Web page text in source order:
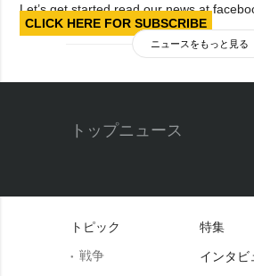
Let’s get started read our news at
CLICK HERE FOR SUBSCRIBE
ニュースをもっと見る
トップニュース
トピック
戦争
特集
インタビ